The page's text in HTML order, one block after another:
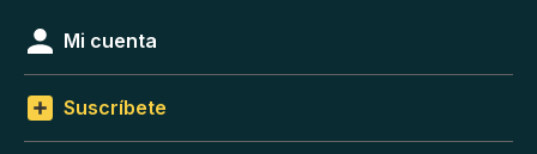
Mi cuenta
Suscríbete